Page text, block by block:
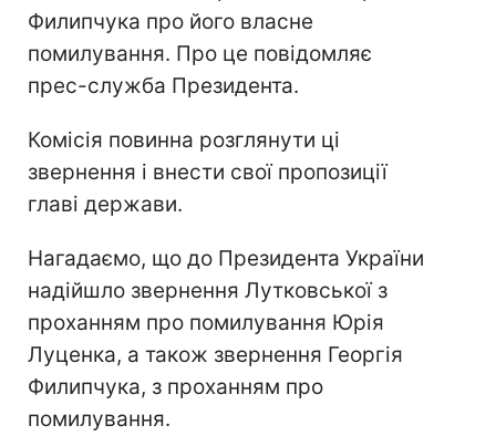
Филипчука про його власне
помилування. Про це повідомляє
прес-служба Президента.
Комісія повинна розглянути ці
звернення і внести свої пропозиції
главі держави.
Нагадаємо, що до Президента України
надійшло звернення Лутковської з
проханням про помилування Юрія
Луценка, а також звернення Георгія
Филипчука, з проханням про
помилування.